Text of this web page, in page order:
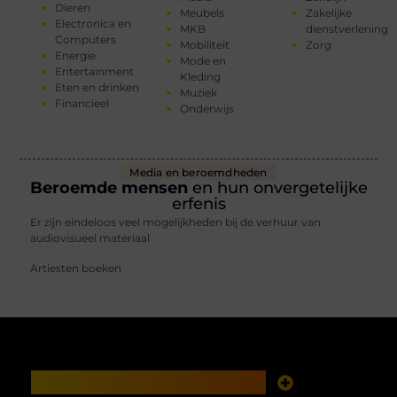
Dieren
Electronica en
Computers
Energie
Entertainment
Eten en drinken
Financieel
Meubels
MKB
Mobiliteit
Mode en
Kleding
Muziek
Onderwijs
Zakelijke
dienstverlening
Zorg
Media en beroemdheden
Beroemde mensen en hun onvergetelijke
erfenis
Er zijn eindeloos veel mogelijkheden bij de verhuur van
audiovisueel materiaal
Artiesten boeken